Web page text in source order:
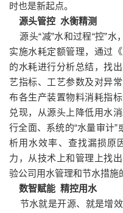
时也是新起点。
源头管控 水衡精测
源头“减”水和过程“控”水
实施水耗定额管理，通过
的水耗进行分析总结，找
艺指标、工艺参数及对异
布各生产装置物料消耗指
兑现，从源头上降低用水
行全面、系统的“水量审计”
析用水效率、查找漏损原
力，从技术上和管理上找
验公司用水管理和节水措施
数智赋能 精控用水
节水就是开源、就是增